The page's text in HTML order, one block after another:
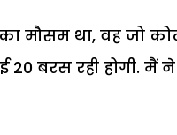
मौसम था, वह जो
20 बरस रही होगी. मैं